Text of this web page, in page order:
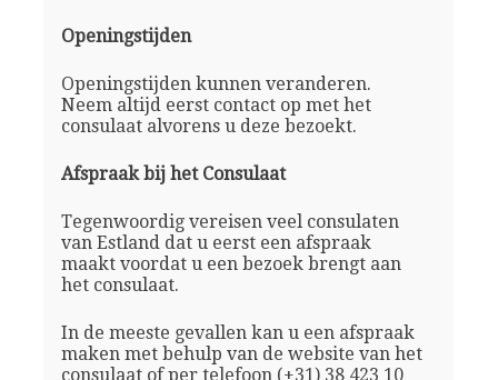
Openingstijden
Openingstijden kunnen veranderen.
Neem altijd eerst contact op met het
consulaat alvorens u deze bezoekt.
Afspraak bij het Consulaat
Tegenwoordig vereisen veel consulaten
van Estland dat u eerst een afspraak
maakt voordat u een bezoek brengt aan
het consulaat.
In de meeste gevallen kan u een afspraak
maken met behulp van de website van het
consulaat of per telefoon (+31) 38 423 10